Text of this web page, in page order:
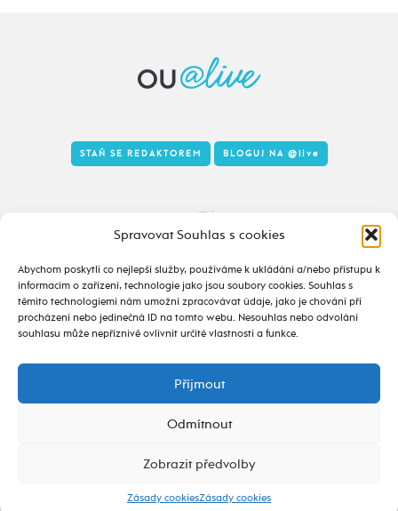
Spravovat Souhlas s cookies
Abychom poskytli co nejlepší služby, používáme k ukládání a/nebo přístupu k
informacím o zařízení, technologie jako jsou soubory cookies. Souhlas s
těmito technologiemi nám umožní zpracovávat údaje, jako je chování při
procházení nebo jedinečná ID na tomto webu. Nesouhlas nebo odvolání
souhlasu může nepříznivě ovlivnit určité vlastnosti a funkce.
Příjmout
Odmítnout
Zobrazit předvolby
Zásady cookiesZásady cookies
Tady to taky žije
alive.osu.cz- ISSN 2695-0022
design od
STAŇ SE REDAKTOREM BLOGUJ NA @live